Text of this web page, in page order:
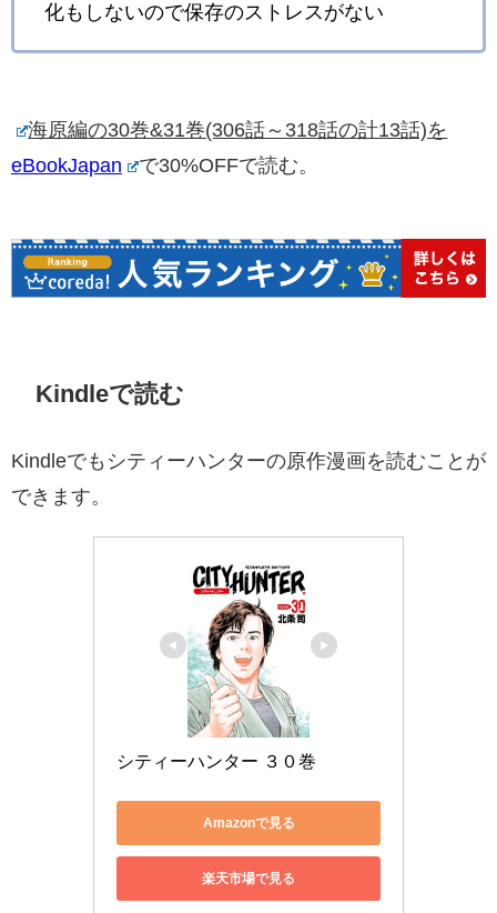
化もしないので保存のストレスがない
海原編の30巻&31巻(306話～318話の計13話)を
eBookJapan
で30%OFFで読む。
Kindleで読む
Kindleでもシティーハンターの原作漫画を読むことが
できます。
シティーハンター ３０巻
Amazonで見る
楽天市場で見る